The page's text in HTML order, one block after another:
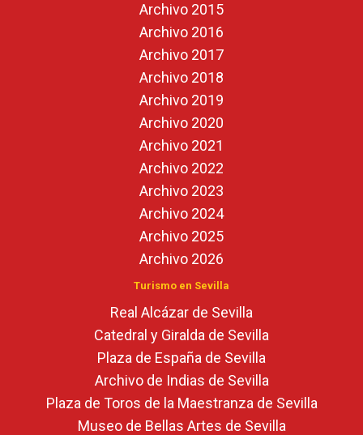
Archivo 2015
Archivo 2016
Archivo 2017
Archivo 2018
Archivo 2019
Archivo 2020
Archivo 2021
Archivo 2022
Archivo 2023
Archivo 2024
Archivo 2025
Archivo 2026
Turismo en Sevilla
Real Alcázar de Sevilla
Catedral y Giralda de Sevilla
Plaza de España de Sevilla
Archivo de Indias de Sevilla
Plaza de Toros de la Maestranza de Sevilla
Museo de Bellas Artes de Sevilla